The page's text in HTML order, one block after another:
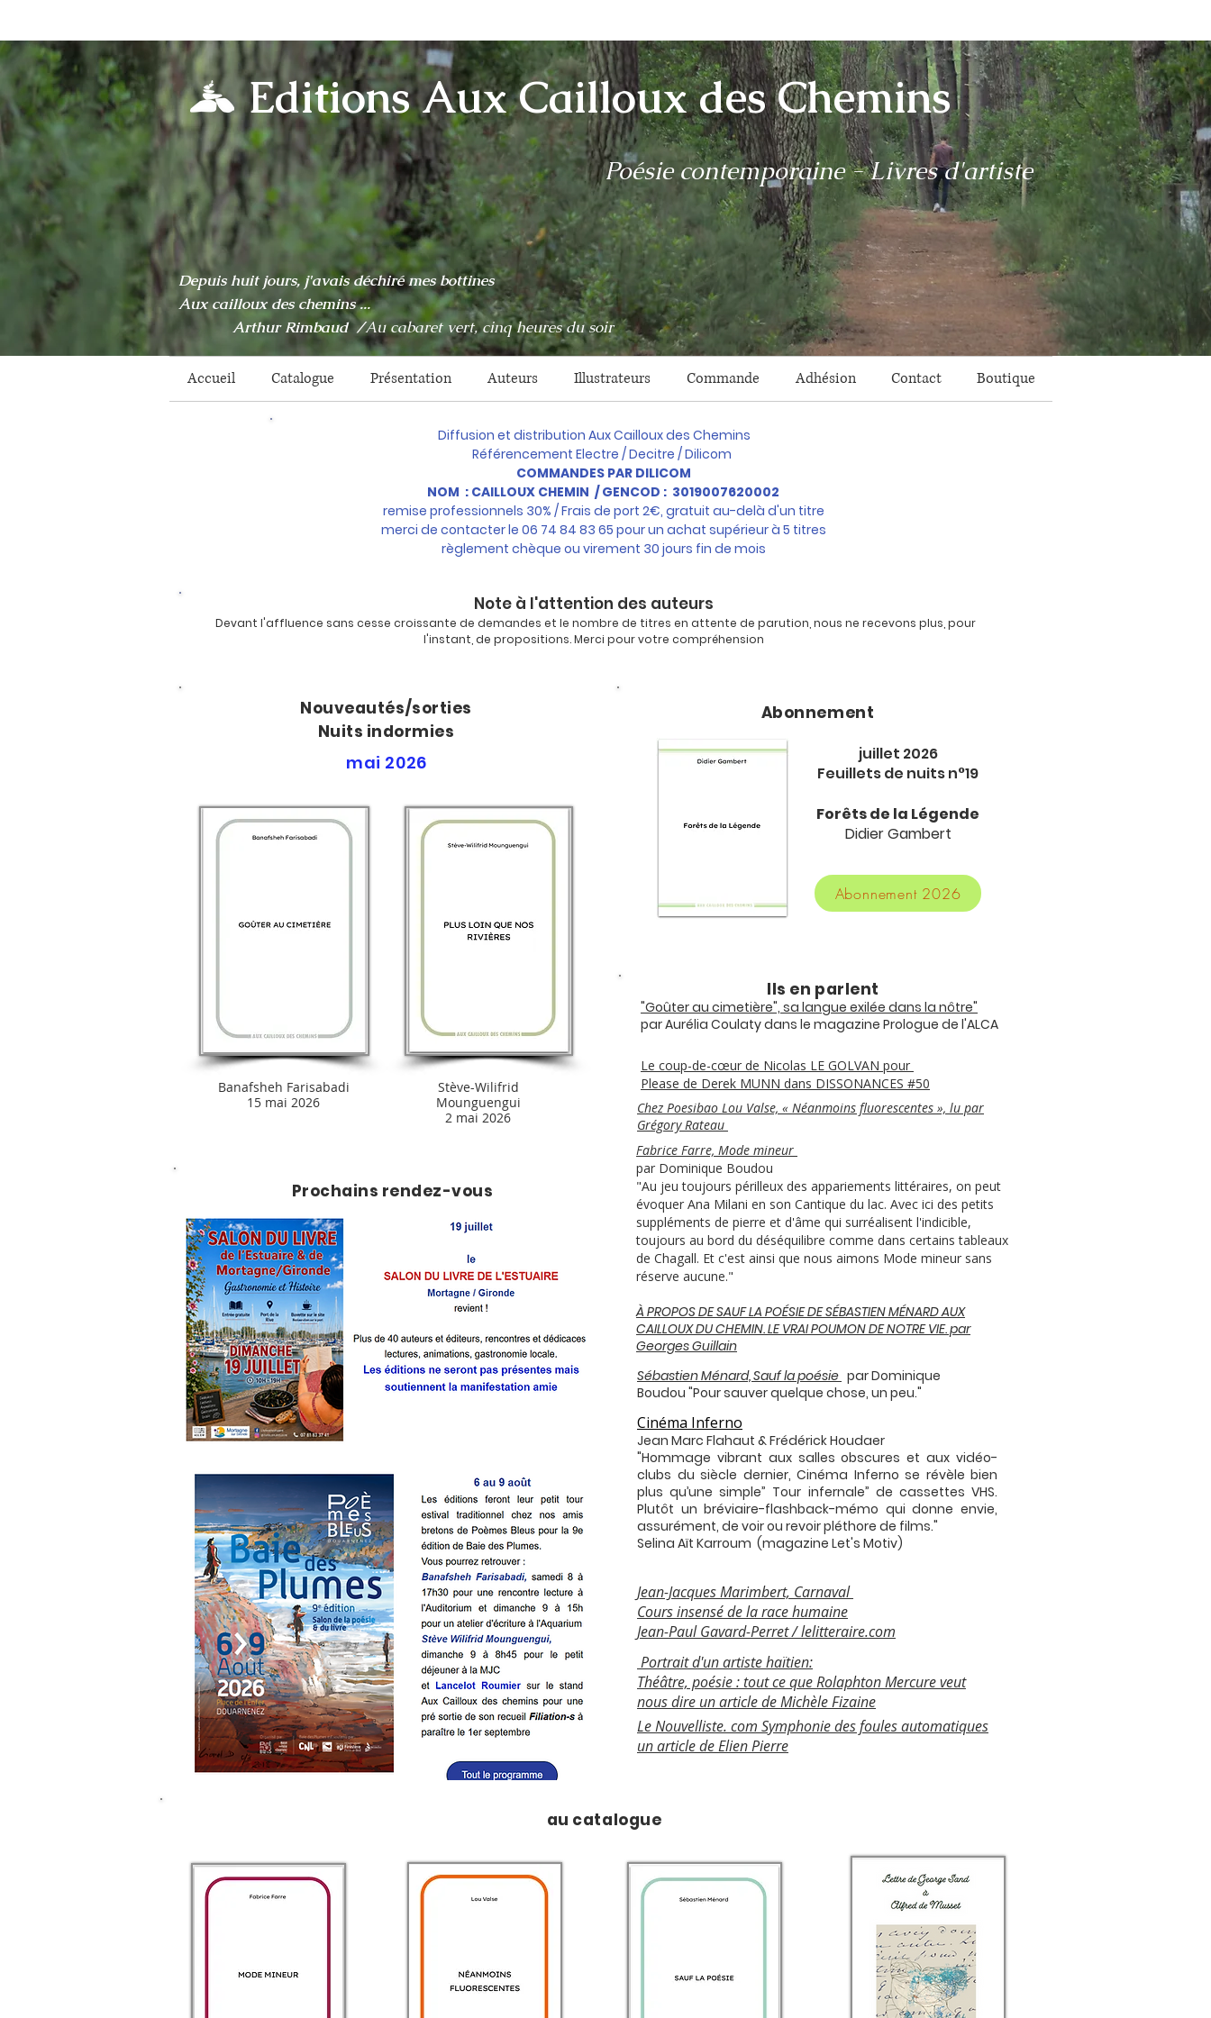
Editions Aux Cailloux des Chemins
Poésie contemporaine - Livres d'artiste
Depuis huit jours, j'avais déchiré mes bottines
Aux cailloux des chemins ...
Arthur Rimbaud /Au cabaret vert, cinq heures du soir
Accueil Catalogue Présentation Auteurs Illustrateurs Commande Adhésion Contact Boutique
Diffusion et distribution Aux Cailloux des Chemins
Référencement Electre / Decitre / Dilicom
COMMANDES PAR DILICOM
NOM : CAILLOUX CHEMIN / GENCOD : 3019007620002
remise professionnels 30% / Frais de port 2€, gratuit au-delà d'un titre
merci de contacter le 06 74 84 83 65 pour un achat supérieur à 5 titres
règlement chèque ou virement 30 jours fin de mois
Note à l'attention des auteurs
Devant l'affluence sans cesse croissante de demandes et le nombre de titres en attente de parution, nous ne recevons plus, pour
l'instant, de propositions.Merci pour votre compréhension
Nouveautés/sorties
Nuits indormies
mai 2026
Banafsheh Farisabadi
15 mai 2026
Stève-Wilifrid
Mounguengui
2 mai 2026
Prochains rendez-vous
Abonnement
juillet 2026
Feuillets de nuits n°19
Forêts de la Légende
Didier Gambert
Abonnement 2026
Ils en parlent
"Goûter au cimetière", sa langue exilée dans la nôtre"
par Aurélia Coulaty dans le magazine Prologue de l'ALCA
Le coup-de-cœur de Nicolas LE GOLVAN pour
Please de Derek MUNN dans DISSONANCES #50
Chez Poesibao Lou Valse, « Néanmoins fluorescentes », lu par
Grégory Rateau
Fabrice Farre, Mode mineur
par Dominique Boudou
"Au jeu toujours périlleux des appariements littéraires, on peut
évoquer Ana Milani en son Cantique du lac. Avec ici des petits
suppléments de pierre et d'âme qui surréalisent l'indicible,
toujours au bord du déséquilibre comme dans certains tableaux
de Chagall. Et c'est ainsi que nous aimons Mode mineur sans
réserve aucune."
À PROPOS DE SAUF LA POÉSIE DE SÉBASTIEN MÉNARD AUX
CAILLOUX DU CHEMIN. LE VRAI POUMON DE NOTRE VIE. par
Georges Guillain
Sébastien Ménard, Sauf la poésie par Dominique
Boudou "Pour sauver quelque chose, un peu."
Cinéma Inferno
Jean Marc Flahaut & Frédérick Houdaer
"Hommage vibrant aux salles obscures et aux vidéo-
clubs du siècle dernier, Cinéma Inferno se révèle bien
plus qu’une simple” Tour infernale” de cassettes VHS.
Plutôt un bréviaire-flashback-mémo qui donne envie,
assurément, de voir ou revoir pléthore de films."
Selina Aït Karroum (magazine Let's Motiv)
Jean-Jacques Marimbert, Carnaval
Cours insensé de la race humaine
Jean-Paul Gavard-Perret / lelitteraire.com
Portrait d'un artiste haïtien:
Théâtre, poésie : tout ce que Rolaphton Mercure veut
nous dire un article de Michèle Fizaine
Le Nouvelliste. com Symphonie des foules automatiques
un article de Elien Pierre
au catalogue